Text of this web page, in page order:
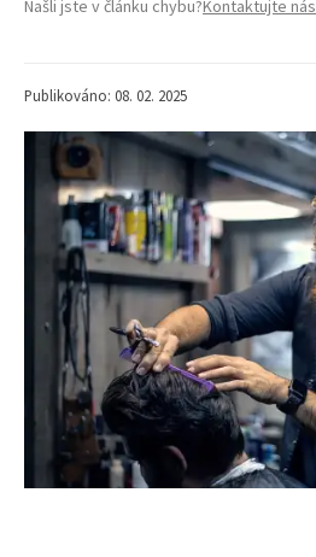
Našli jste v článku chybu?Kontaktujte nás
Publikováno: 08. 02. 2025